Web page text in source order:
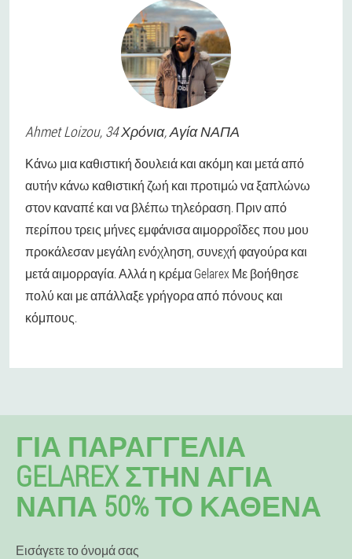
Ahmet Loizou, 34 Χρόνια,Αγία ΝΑΠΑ
Κάνω μια καθιστική δουλειά και ακόμη και μετά από
αυτήν κάνω καθιστική ζωή και προτιμώ να ξαπλώνω
στον καναπέ και να βλέπω τηλεόραση. Πριν από
περίπου τρεις μήνες εμφάνισα αιμορροΐδες που μου
προκάλεσαν μεγάλη ενόχληση, συνεχή φαγούρα και
μετά αιμορραγία. Αλλά η κρέμα Gelarex Με βοήθησε
πολύ και με απάλλαξε γρήγορα από πόνους και
κόμπους.
ΓΙΑ ΠΑΡΑΓΓΕΛΊΑ
GELAREX ΣΤΗΝ ΑΓΊΑ
ΝΑΠΑ 50% ΤΟ ΚΑΘΈΝΑ
Εισάγετε το όνομά σας